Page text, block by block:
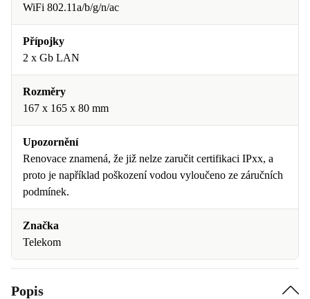
WiFi 802.11a/b/g/n/ac
Přípojky
2 x Gb LAN
Rozměry
167 x 165 x 80 mm
Upozornění
Renovace znamená, že již nelze zaručit certifikaci IPxx, a
proto je například poškození vodou vyloučeno ze záručních
podmínek.
Značka
Telekom
Popis